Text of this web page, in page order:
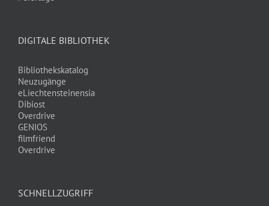
DIGITALE BIBLIOTHEK
Bibliothekskatalog
Neuzugänge
eLiechtensteinensia
Dibiost
Overdrive
GENIOS
filmfriend
Overdrive
SCHNELLZUGRIFF